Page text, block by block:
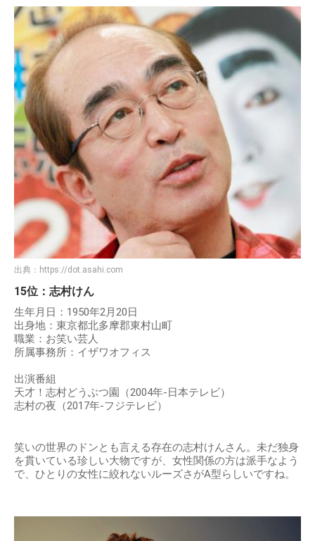
出典： https://dot.asahi.com
15位：志村けん
生年月日：1950年2月20日
出身地：東京都北多摩郡東村山町
職業：お笑い芸人
所属事務所：イザワオフィス
出演番組
天才！志村どうぶつ園（2004年-日本テレビ）
志村の夜（2017年-フジテレビ）
笑いの世界のドンとも言える存在の志村けんさん。未だ独身
を貫いている珍しい大物ですが、女性関係の方は派手なよう
で、ひとりの女性に絞れないルーズさがA型らしいですね。